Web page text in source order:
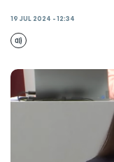
19 JUL 2024 - 12:34